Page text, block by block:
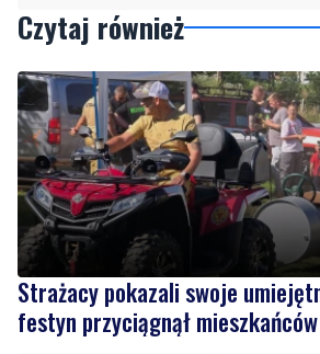
Czytaj również
Strażacy pokazali swoje
festyn przyciągnął